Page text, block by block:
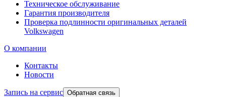
Техническое обслуживание
Гарантия производителя
Проверка подлинности оригинальных деталей
Volkswagen
О компании
Контакты
Новости
Запись на сервис Обратная связь